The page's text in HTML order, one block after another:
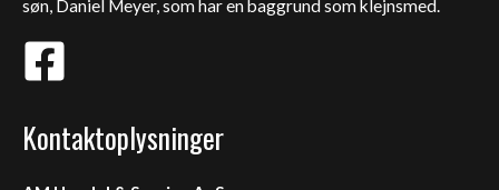
søn, Daniel Meyer, som har en baggrund som klejnsmed.
Kontaktoplysninger